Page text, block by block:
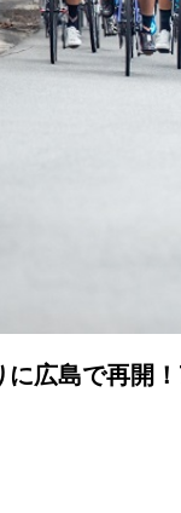
に広島で再開